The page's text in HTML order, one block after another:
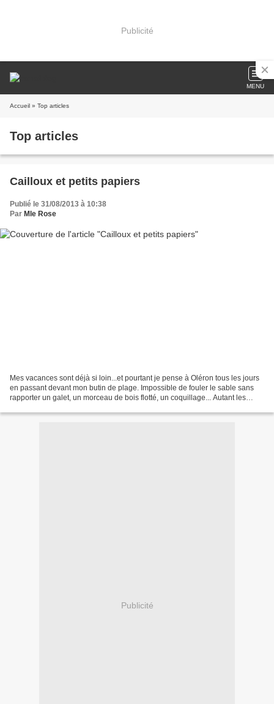
Publicité
MENU
Accueil » Top articles
Top articles
Cailloux et petits papiers
Publié le 31/08/2013 à 10:38
Par Mle Rose
Mes vacances sont déjà si loin...et pourtant je pense à Oléron tous les jours
en passant devant mon butin de plage. Impossible de fouler le sable sans
rapporter un galet, un morceau de bois flotté, un coquillage... Autant les
Publicité